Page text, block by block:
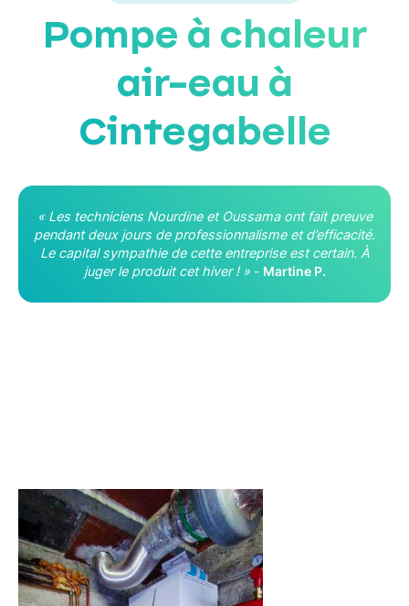
Pompe à chaleur
air-eau à
Cintegabelle
« Les techniciens Nourdine et Oussama ont fait preuve
pendant deux jours de professionnalisme et d’efficacité.
Le capital sympathie de cette entreprise est certain. À
juger le produit cet hiver ! »- Martine P.